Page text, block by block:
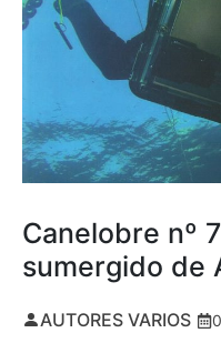
Canelobre nº
sumergido de
AUTORES VARIOS